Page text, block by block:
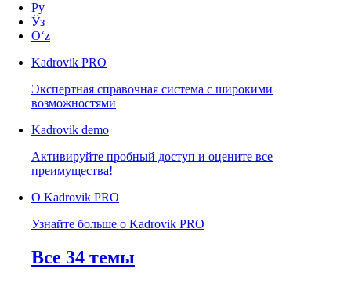
Ру
Ўз
Oʻz
Kadrovik PRO
Экспертная справочная система с широкими
возможностями
Kadrovik demo
Активируйте пробный доступ и оцените все
преимущества!
О Kadrovik PRO
Узнайте больше о Kadrovik PRO
Все 34 темы